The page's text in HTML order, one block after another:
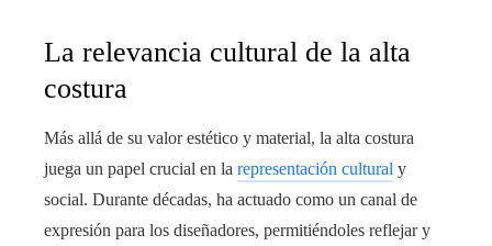
La relevancia cultural de la alta
costura
Más allá de su valor estético y material, la alta costura
juega un papel crucial en la representación cultural y
social. Durante décadas, ha actuado como un canal de
expresión para los diseñadores, permitiéndoles reflejar y